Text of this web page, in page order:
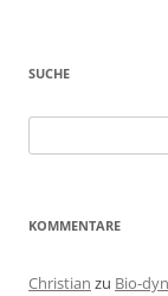
SUCHE
nach:
KOMMENTARE
Christian zu Bio-